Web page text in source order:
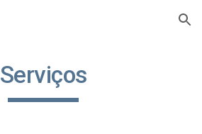
Skip to navigation
Serviços